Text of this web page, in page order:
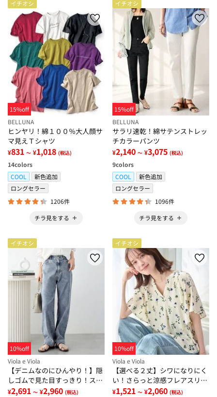
イチオシ
15%off
BELLUNA
ヒンヤリ！綿１００％大人顔サ
マ見えＴシャツ
¥831 ～ ¥1,018 (税込)
14colors
COOL
新色追加
ロングセラー
1206件
チラ見をする
イチオシ
15%off
BELLUNA
サラリ速乾！綿サテンストレッ
チカラーパンツ
¥2,140 ～ ¥3,075 (税込)
9colors
COOL
新色追加
ロングセラー
1096件
チラ見をする
イチオシ
10%off
Viola e Viola
【デニムなのにひんやり！】隠
しゴムで見た目すっきり！スト
レッチ楽ちんデニム
¥2,691 ～ ¥2,960 (税込)
イチオシ
10%off
Viola e Viola
【選べる２丈】シワになりにく
い！さらっと涼感フレアスリー
ブブラウス
¥1,521 ～ ¥2,060 (税込)